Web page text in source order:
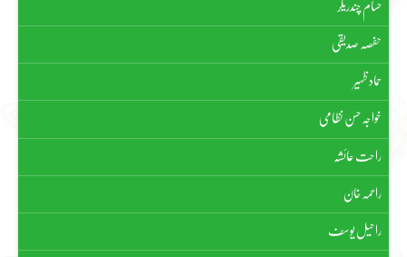
حسام چندریگر
حفصہ صدیقی
حماد ظہیر
خواجہ حسن نظامی
راحت عائشہ
راحمہ خان
راحیل یوسف